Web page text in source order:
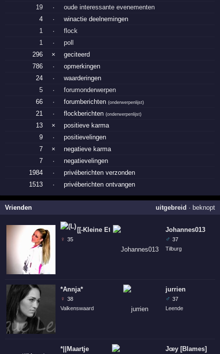
19
·
oude interessante evenementen
4
·
winactie deelnemingen
1
·
flock
1
·
poll
296
×
geciteerd
786
·
opmerkingen
24
·
waarderingen
5
·
forumonderwerpen
66
· forumberichten(onderwerpenlijst)
21 · flockberichten(onderwerpenlijst)
13 ×
positieve karma
9
·
positievelingen
7
×
negatieve karma
7
·
negatievelingen
1984
·
privéberichten verzonden
1513
· privéberichten ontvangen
Vrienden uitgebreid · beknopt
[[-Kleine Etterbak-]]
♀ 35
*Annja*
♀ 38
Valkenswaard
*||Maartje
Johannes013
♂ 37
Tilburg
jurrien
♂ 37
Leende
Jœy [Blames]